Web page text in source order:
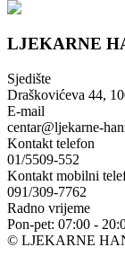
LJEKARNE
Sjedište
Draškovićeva 44,
E-mail
centar@ljekarne-
Kontakt telefon
01/5509-552
Kontakt mobilni
091/309-7762
Radno vrijeme
Pon-pet: 07:00 -
© LJEKARNE